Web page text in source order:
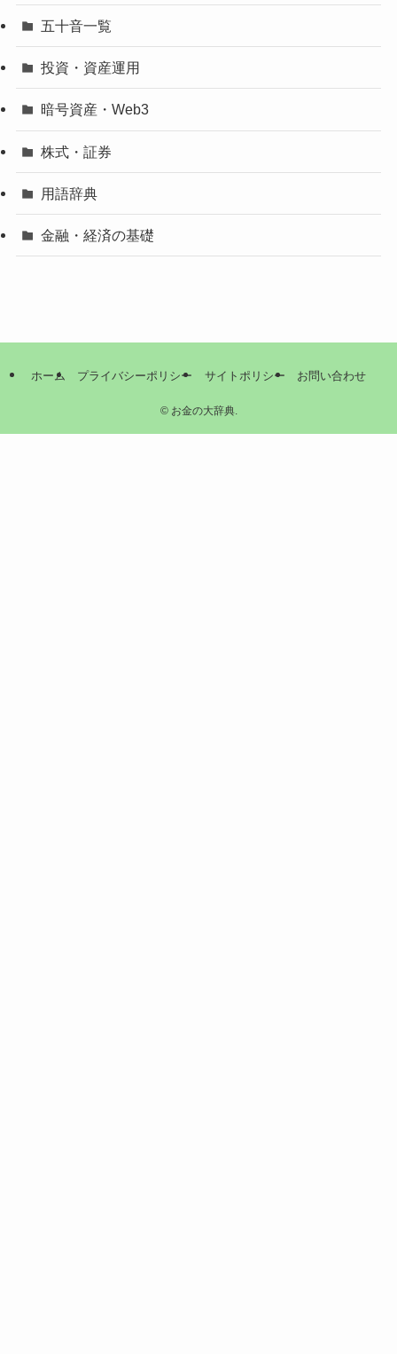
五十音一覧
投資・資産運用
暗号資産・Web3
株式・証券
用語辞典
金融・経済の基礎
ホーム プライバシーポリシー サイトポリシー お問い合わせ
©お金の大辞典.